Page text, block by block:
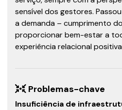
sensível dos gestores.
a demanda – cumprimento
proporcionar bem-estar a
experiência relacional
Problemas-chave
Insuficiência de